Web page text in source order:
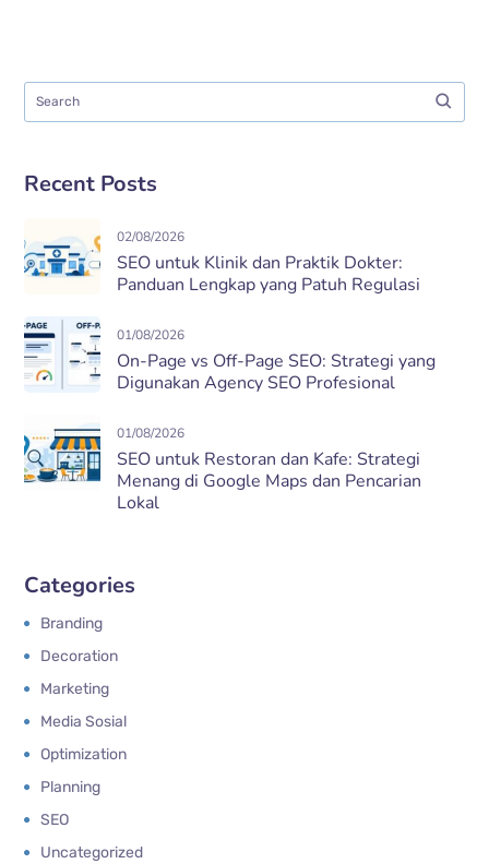
Recent Posts
02/08/2026
SEO untuk Klinik dan Praktik Dokter:
Panduan Lengkap yang Patuh Regulasi
01/08/2026
On-Page vs Off-Page SEO: Strategi yang
Digunakan Agency SEO Profesional
01/08/2026
SEO untuk Restoran dan Kafe: Strategi
Menang di Google Maps dan Pencarian
Lokal
Categories
Branding
Decoration
Marketing
Media Sosial
Optimization
Planning
SEO
Uncategorized